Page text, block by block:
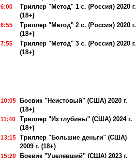
6:00
Триллер "Метод" 1 с. (Россия) 2020 г.
(18+)
6:55
Триллер "Метод" 2 с. (Россия) 2020 г.
(18+)
7:55
Триллер "Метод" 3 с. (Россия) 2020 г.
(18+)
10:05
Боевик "Неистовый" (США) 2020 г.
(18+)
11:40
Триллер "Из глубины" (США) 2024 г.
(18+)
13:15 Триллер "Большие деньги" (США)
2009 г. (18+)
15:20
Боевик "Уцелевший" (США) 2023 г.